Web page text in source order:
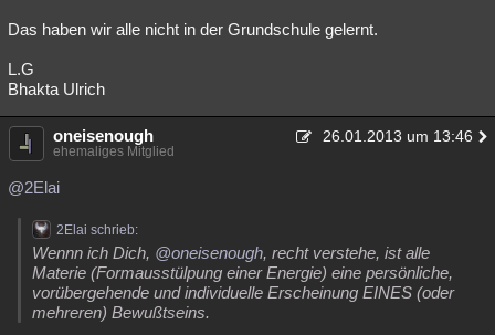
Das haben wir alle nicht in der Grundschule gelernt.
L.G
Bhakta Ulrich
oneisenough 26.01.2013 um 13:46
ehemaliges Mitglied
@2Elai
2Elai schrieb:
Wennn ich Dich, @oneisenough, recht verstehe, ist alle
Materie (Formausstülpung einer Energie) eine persönliche,
vorübergehende und individuelle Erscheinung EINES (oder
mehreren) Bewußtseins.